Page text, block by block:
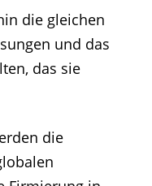
die gleichen
und das
das sie
die